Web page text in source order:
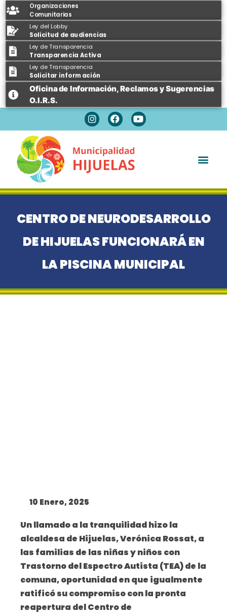
Organizaciones
Comunitarias
Ley del Lobby
Solicitud de audiencias
Ley de Transparencia
Transparencia Activa
Ley de Transparencia
Solicitar información
Oficina de Información, Reclamos y Sugerencias
O.I.R.S.
CENTRO DE NEURODESARROLLO
DE HIJUELAS FUNCIONARÁ EN
LA PISCINA MUNICIPAL
10 Enero, 2025
Un llamado a la tranquilidad hizo la
alcaldesa de Hijuelas, Verónica Rossat, a
las familias de las niñas y niños con
Trastorno del Espectro Autista (TEA) de la
comuna, oportunidad en que igualmente
ratificó su compromiso con la pronta
reapertura del Centro de